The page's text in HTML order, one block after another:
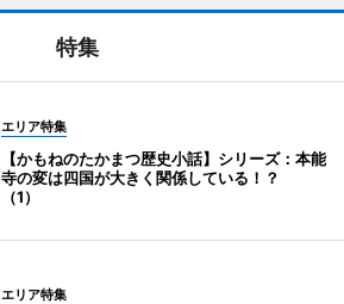
特集
エリア特集
【かもねのたかまつ歴史小話】シリーズ：本能
寺の変は四国が大きく関係している！？
（1）
エリア特集